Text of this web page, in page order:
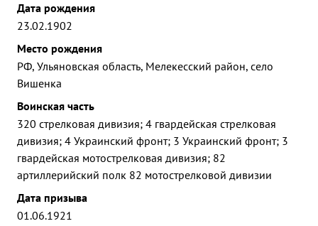
Дата рождения
23.02.1902
Место рождения
РФ, Ульяновская область, Мелекесский район, село
Вишенка
Воинская часть
320 стрелковая дивизия; 4 гвардейская стрелковая
дивизия; 4 Украинский фронт; 3 Украинский фронт; 3
гвардейская мотострелковая дивизия; 82
артиллерийский полк 82 мотострелковой дивизии
Дата призыва
01.06.1921